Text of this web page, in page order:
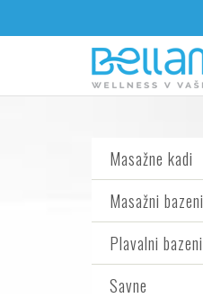
Masažne kadi
Masažni bazeni
Plavalni bazeni
Savne